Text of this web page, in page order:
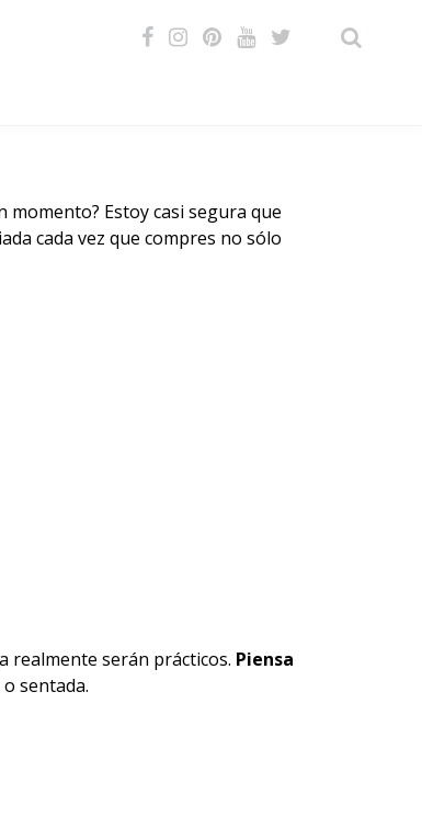
momento? Estoy casi segura que
cada vez que compres no sólo
realmente serán prácticos. Piensa
sentada.